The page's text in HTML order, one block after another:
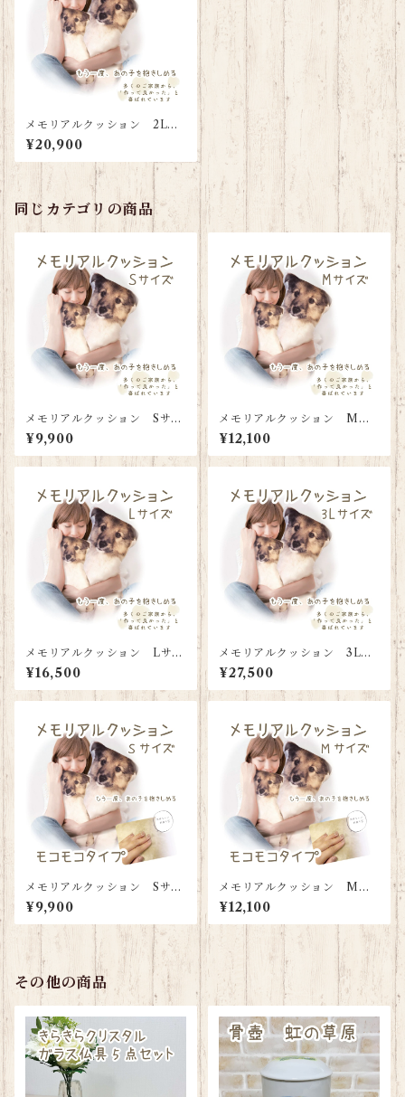
メモリアルクッション 2Lサ
イズ（背面名入れタイプ）
¥20,900
同じカテゴリの商品
メモリアルクッション Sサイ
ズ（背面名入れタイプ）
¥9,900
メモリアルクッション Mサ
イズ（背面名入れタイプ）
¥12,100
メモリアルクッション Lサイ
ズ（背面名入れタイプ）
¥16,500
メモリアルクッション 3Lサ
イズ（背面名入れタイプ）
¥27,500
メモリアルクッション Sサイ
ズ（背面モコモコタイプ）
¥9,900
メモリアルクッション Mサ
イズ（背面モコモコタイプ）
¥12,100
その他の商品